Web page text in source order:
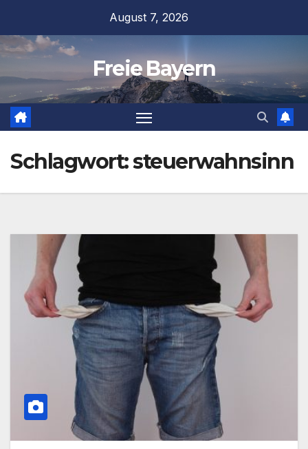
springen
August 7, 2026
Freie Bayern
Schlagwort:steuerwahnsinn